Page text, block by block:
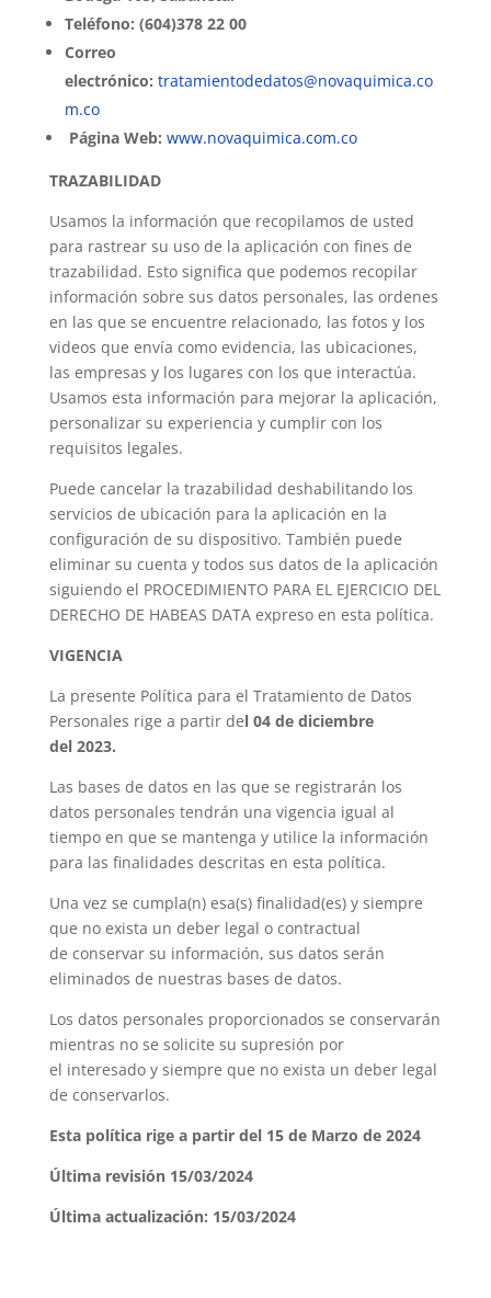
Teléfono: (604)378 22 00
Correo
electrónico: tratamientodedatos@novaquimica.co
m.co
Página Web: www.novaquimica.com.co
TRAZABILIDAD
Usamos la información que recopilamos de usted
para rastrear su uso de la aplicación con fines de
trazabilidad. Esto significa que podemos recopilar
información sobre sus datos personales, las ordenes
en las que se encuentre relacionado, las fotos y los
videos que envía como evidencia, las ubicaciones,
las empresas y los lugares con los que interactúa.
Usamos esta información para mejorar la aplicación,
personalizar su experiencia y cumplir con los
requisitos legales.
Puede cancelar la trazabilidad deshabilitando los
servicios de ubicación para la aplicación en la
configuración de su dispositivo. También puede
eliminar su cuenta y todos sus datos de la aplicación
siguiendo el PROCEDIMIENTO PARA EL EJERCICIO DEL
DERECHO DE HABEAS DATA expreso en esta política.
VIGENCIA
La presente Política para el Tratamiento de Datos
Personales rige a partir del 04 de diciembre
del 2023.
Las bases de datos en las que se registrarán los
datos personales tendrán una vigencia igual al
tiempo en que se mantenga y utilice la información
para las finalidades descritas en esta política.
Una vez se cumpla(n) esa(s) finalidad(es) y siempre
que no exista un deber legal o contractual
de conservar su información, sus datos serán
eliminados de nuestras bases de datos.
Los datos personales proporcionados se conservarán
mientras no se solicite su supresión por
el interesado y siempre que no exista un deber legal
de conservarlos.
Esta política rige a partir del 15 de Marzo de 2024
Última revisión 15/03/2024
Última actualización: 15/03/2024